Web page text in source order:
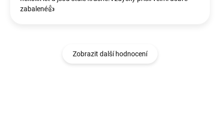
zabalené👍
Zobrazit další hodnocení